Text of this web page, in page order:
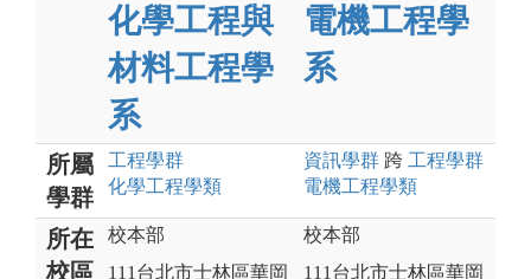
化學工程與
材料工程學
系
電機工程學
系
所屬
學群
工程學群
化學工程學類
資訊學群 跨 工程學群
電機工程學類
所在
校區
校本部
111台北市士林區華岡
校本部
111台北市士林區華岡